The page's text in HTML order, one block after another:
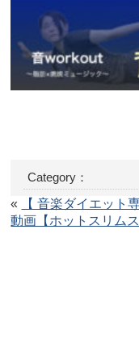
Category：
«
【 音楽ダイエット
動画【ホットスリム